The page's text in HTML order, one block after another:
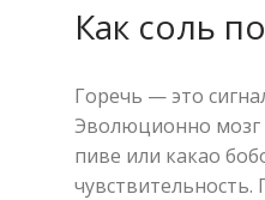
Как соль
Горечь — это
Эволюционно мозг
пиве или какао